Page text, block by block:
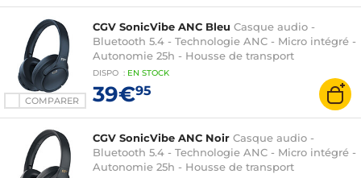
COMPARER
CGV SonicVibe ANC Bleu Casque audio -
Bluetooth 5.4 - Technologie ANC - Micro intégré -
Autonomie 25h - Housse de transport
DISPO : EN STOCK
39€95
CGV SonicVibe ANC Noir Casque audio -
Bluetooth 5.4 - Technologie ANC - Micro intégré -
Autonomie 25h - Housse de transport